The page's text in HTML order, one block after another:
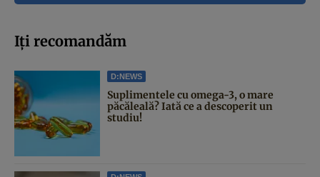
Iți recomandăm
D:NEWS
Suplimentele cu omega-3, o mare
păcăleală? Iată ce a descoperit un
studiu!